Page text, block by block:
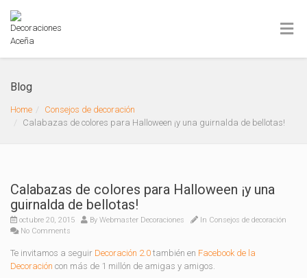
Blog
Home
Consejos de decoración
Calabazas de colores para Halloween ¡y una guirnalda de bellotas!
Calabazas de colores para Halloween ¡y una
guirnalda de bellotas!
octubre 20, 2015 By Webmaster Decoraciones In Consejos de decoración
No Comments
Te invitamos a seguir Decoración 2.0 también en Facebook de la
Decoración con más de 1 millón de amigas y amigos.